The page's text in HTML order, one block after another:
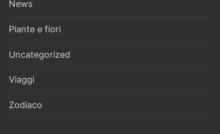
News
Piante e fiori
Uncategorized
Viaggi
Zodiaco